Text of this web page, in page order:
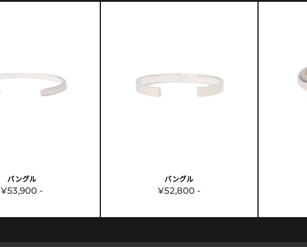
バングル
¥53,900 -
バングル
¥52,800 -